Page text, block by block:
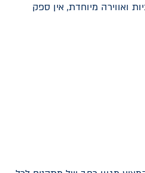
ואווירה מיוחדת, אין ספק